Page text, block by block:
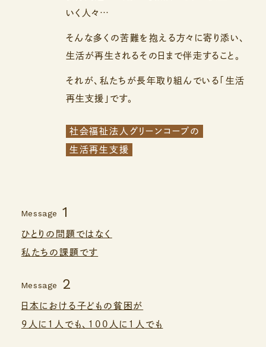
いく人々…
そんな多くの苦難を抱える方々に寄り添い、
生活が再生されるその日まで伴走すること。
それが、私たちが長年取り組んでいる「生活
再生支援」です。
社会福祉法人グリーンコープの
生活再生支援
Message 1
ひとりの問題ではなく
私たちの課題です
Message 2
日本における子どもの貧困が
9人に1人でも、100人に1人でも